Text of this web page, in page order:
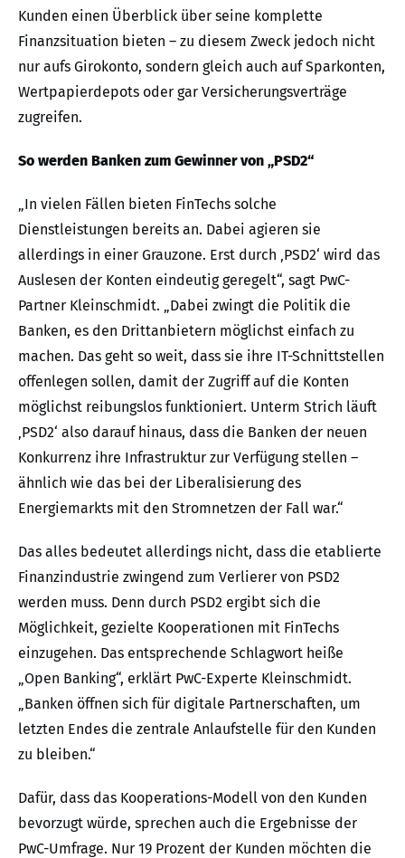
Kunden einen Überblick über seine komplette
Finanzsituation bieten – zu diesem Zweck jedoch nicht
nur aufs Girokonto, sondern gleich auch auf Sparkonten,
Wertpapierdepots oder gar Versicherungsverträge
zugreifen.
So werden Banken zum Gewinner von „PSD2“
„In vielen Fällen bieten FinTechs solche
Dienstleistungen bereits an. Dabei agieren sie
allerdings in einer Grauzone. Erst durch ‚PSD2‘ wird das
Auslesen der Konten eindeutig geregelt“, sagt PwC-
Partner Kleinschmidt. „Dabei zwingt die Politik die
Banken, es den Drittanbietern möglichst einfach zu
machen. Das geht so weit, dass sie ihre IT-Schnittstellen
offenlegen sollen, damit der Zugriff auf die Konten
möglichst reibungslos funktioniert. Unterm Strich läuft
‚PSD2‘ also darauf hinaus, dass die Banken der neuen
Konkurrenz ihre Infrastruktur zur Verfügung stellen –
ähnlich wie das bei der Liberalisierung des
Energiemarkts mit den Stromnetzen der Fall war.“
Das alles bedeutet allerdings nicht, dass die etablierte
Finanzindustrie zwingend zum Verlierer von PSD2
werden muss. Denn durch PSD2 ergibt sich die
Möglichkeit, gezielte Kooperationen mit FinTechs
einzugehen. Das entsprechende Schlagwort heiße
„Open Banking“, erklärt PwC-Experte Kleinschmidt.
„Banken öffnen sich für digitale Partnerschaften, um
letzten Endes die zentrale Anlaufstelle für den Kunden
zu bleiben.“
Dafür, dass das Kooperations-Modell von den Kunden
bevorzugt würde, sprechen auch die Ergebnisse der
PwC-Umfrage. Nur 19 Prozent der Kunden möchten die